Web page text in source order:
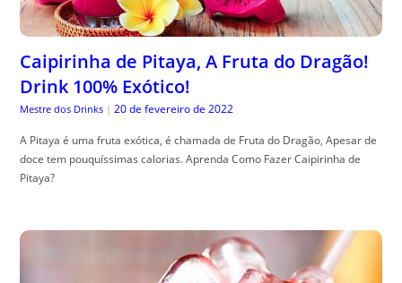
Caipirinha de Pitaya, A Fruta do Dragão!
Drink 100% Exótico!
Mestre dos Drinks | 20 de fevereiro de 2022
A Pitaya é uma fruta exótica, é chamada de Fruta do Dragão, Apesar de
doce tem pouquíssimas calorias. Aprenda Como Fazer Caipirinha de
Pitaya?